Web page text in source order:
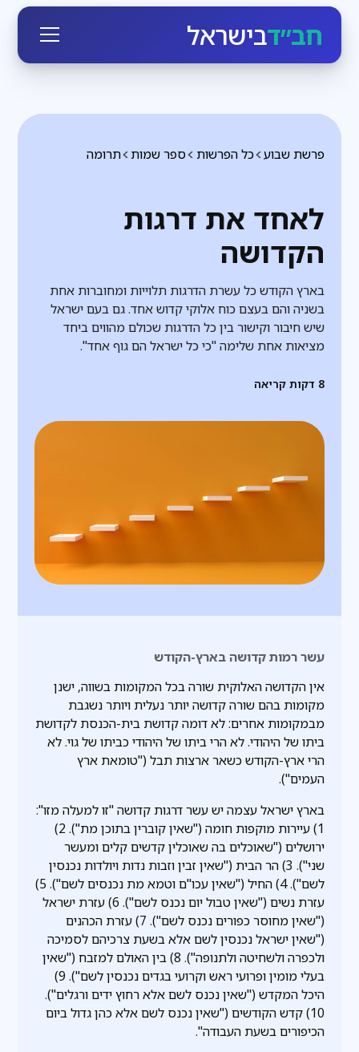
חב״דבישראל
תרומה ספר שמות כל הפרשות פרשת שבוע
לאחד את דרגות
הקדושה
בארץ הקודש כל עשרת הדרגות תלוייות ומחוברות אחת
בשניה והם בעצם כוח אלוקי קדוש אחד. גם בעם ישראל
שיש חיבור וקישור בין כל הדרגות שכולם מהווים ביחד
מציאות אחת שלימה "כי כל ישראל הם גוף אחד".
8 דקות קריאה
עשר רמות קדושה בארץ-הקודש
אין הקדושה האלוקית שורה בכל המקומות בשווה, ישנן
מקומות בהם שורה קדושה יותר נעלית ויותר נשגבת
מבמקומות אחרים: לא דומה קדושת בית-הכנסת לקדושת
ביתו של היהודי. לא הרי ביתו של היהודי כביתו של גוי. לא
הרי ארץ-הקודש כשאר ארצות תבל ("טומאת ארץ
העמים").
בארץ ישראל עצמה יש עשר דרגות קדושה "זו למעלה מזו":
1) עיירות מוקפות חומה ("שאין קוברין בתוכן מת"). 2)
ירושלים ("שאוכלים בה שאוכלין קדשים קלים ומעשר
שני"). 3) הר הבית ("שאין זבין וזבות נדות ויולדות נכנסין
לשם"). 4) החיל ("שאין עכו"ם וטמא מת נכנסים לשם"). 5)
עזרת נשים ("שאין טבול יום נכנס לשם"). 6) עזרת ישראל
("שאין מחוסר כפורים נכנס לשם"). 7) עזרת הכהנים
("שאין ישראל נכנסין לשם אלא בשעת צרכיהם לסמיכה
ולכפרה ולשחיטה ולתנופה"). 8) בין האולם למזבח ("שאין
בעלי מומין ופרועי ראש וקרועי בגדים נכנסין לשם"). 9)
היכל המקדש ("שאין נכנס לשם אלא רחוץ ידים ורגלים").
10) קדש הקודשים ("שאין נכנס לשם אלא כהן גדול ביום
הכיפורים בשעת העבודה".